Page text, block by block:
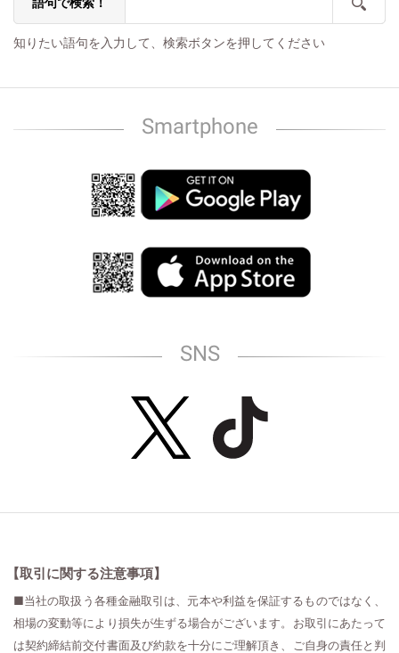
知りたい語句を入力して、検索ボタンを押してください
Smartphone
SNS
【取引に関する注意事項】
■当社の取扱う各種金融取引は、元本や利益を保証するものではなく、
相場の変動等により損失が生ずる場合がございます。お取引にあたって
は契約締結前交付書面及び約款を十分にご理解頂き、ご自身の責任と判